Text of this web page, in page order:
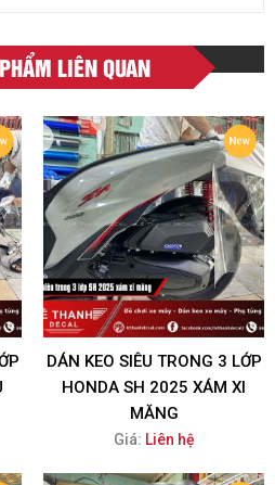
LIÊN QUAN
DÁN KEO SIÊU TRONG 3 LỚP
HONDA SH 2025 XÁM XI
MĂNG
Giá: Liên hệ